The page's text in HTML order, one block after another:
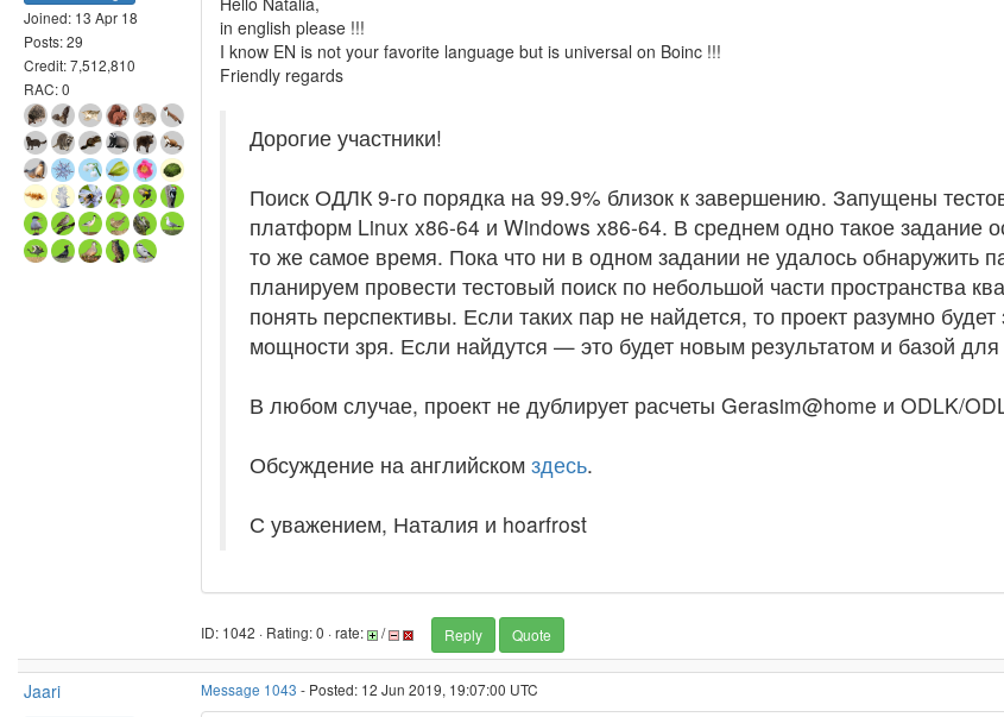
Joined: 13 Apr 18
Posts: 29
Credit: 7,512,810
RAC: 0
in english please !!!
I know EN is not your favorite language but is universal on Boinc !!!
Friendly regards
Дорогие участники!
Поиск ОДЛК 9-го порядка на 99.9% близок к завершению. Запущены
платформ Linux x86-64 и Windows x86-64. В среднем одно такое задание
то же самое время. Пока что ни в одном задании не удалось обнаружить
планируем провести тестовый поиск по небольшой части пространства
понять перспективы. Если таких пар не найдется, то проект разумно
мощности зря. Если найдутся — это будет новым результатом и базой для
В любом случае, проект не дублирует расчеты Gerasim@home и ODLK/
Обсуждение на английском здесь.
С уважением, Наталия и hoarfrost
ID: 1042 · Rating: 0 · rate: / Reply Quote
Jaari Message 1043 - Posted: 12 Jun 2019, 19:07:00 UTC